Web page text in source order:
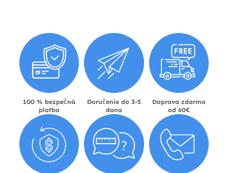
100 % bezpečná
platba
Doručenie do 3-5
dana
Doprava zdarma
od 60€